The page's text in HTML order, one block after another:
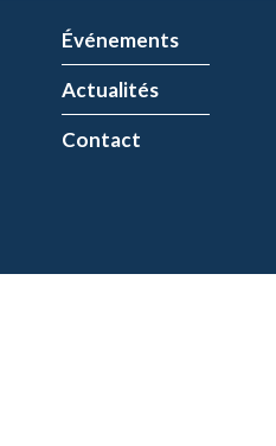
Événements
Actualités
Contact